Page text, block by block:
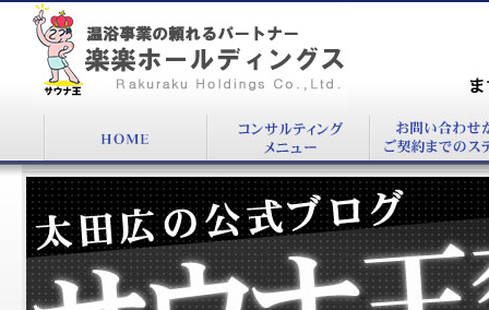
『2011年8月』：温浴施設コンサルタント太田
広公式BLOG
00
太田広の公式ブログ：サウナ王奮戦記！